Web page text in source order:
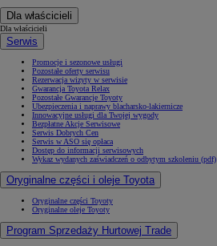
Dla właścicieli
Dla właścicieli
Serwis
Promocje i sezonowe usługi
Pozostałe oferty serwisu
Rezerwacja wizyty w serwisie
Gwarancja Toyota Relax
Pozostałe Gwarancje Toyoty
Ubezpieczenia i naprawy blacharsko-lakiernicze
Innowacyjne usługi dla Twojej wygody
Bezpłatne Akcje Serwisowe
Serwis Dobrych Cen
Serwis w ASO się opłaca
Dostęp do informacji serwisowych
Wykaz wydanych zaświadczeń o odbytym szkoleniu (pdf)
Oryginalne części i oleje Toyota
Oryginalne części Toyoty
Oryginalne oleje Toyoty
Program Sprzedaży Hurtowej Trade